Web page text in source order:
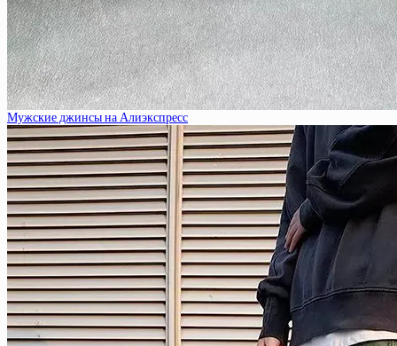
Мужские джинсы на Алиэкспресс